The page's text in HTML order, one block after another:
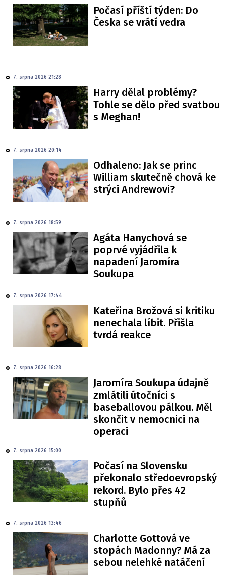
Počasí příští týden: Do
Česka se vrátí vedra
7. srpna 2026 21:28
Harry dělal problémy?
Tohle se dělo před svatbou
s Meghan!
7. srpna 2026 20:14
Odhaleno: Jak se princ
William skutečně chová ke
strýci Andrewovi?
7. srpna 2026 18:59
Agáta Hanychová se
poprvé vyjádřila k
napadení Jaromíra
Soukupa
7. srpna 2026 17:44
Kateřina Brožová si kritiku
nenechala líbit. Přišla
tvrdá reakce
7. srpna 2026 16:28
Jaromíra Soukupa údajně
zmlátili útočníci s
baseballovou pálkou. Měl
skončit v nemocnici na
operaci
7. srpna 2026 15:00
Počasí na Slovensku
překonalo středoevropský
rekord. Bylo přes 42
stupňů
7. srpna 2026 13:46
Charlotte Gottová ve
stopách Madonny? Má za
sebou nelehké natáčení